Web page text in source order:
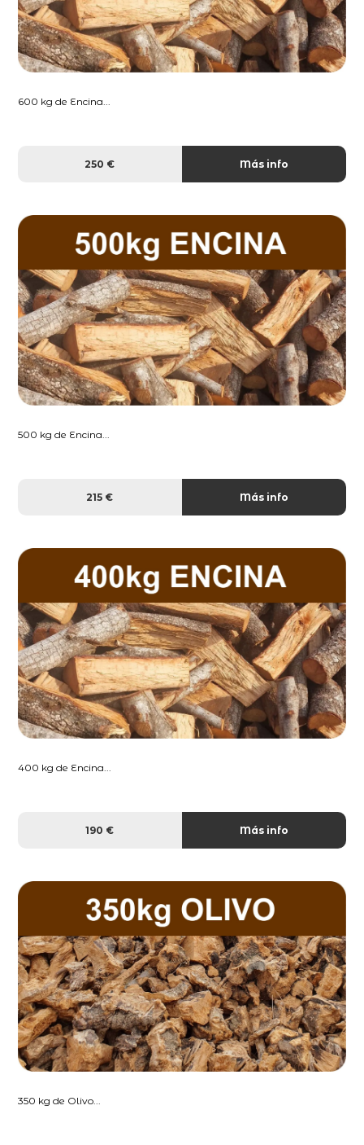
600 kg de Encina...
250 € Más info
500 kg de Encina...
215 € Más info
400 kg de Encina...
190 € Más info
350 kg de Olivo...